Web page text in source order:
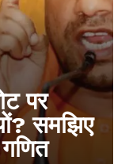
पर
समझिए